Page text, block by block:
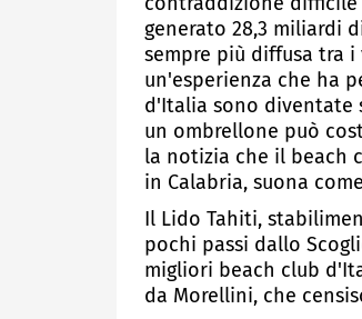
generato 28,3 miliardi
sempre più diffusa tra
un'esperienza che ha
d'Italia sono diventate
un ombrellone può
la notizia che il beach
in Calabria, suona
Il Lido Tahiti,
pochi passi dallo
migliori beach club
da Morellini, che